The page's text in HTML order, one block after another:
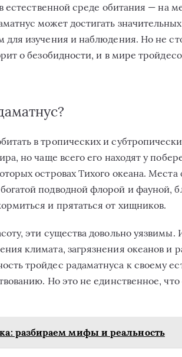
естественной среде обитания — на
может достигать
изучения и наблюдения. Но не
о безобидности, и в мире
в тропических и
но чаще всего его находят у
островах Тихого океана. Места
подводной флорой и фауной,
и прятаться от хищников.
эти существа довольно уязвимы.
климата, загрязнения океанов и
тройдес радаматнуса к своему
Но это не единственное, что
разбираем мифы и реальность